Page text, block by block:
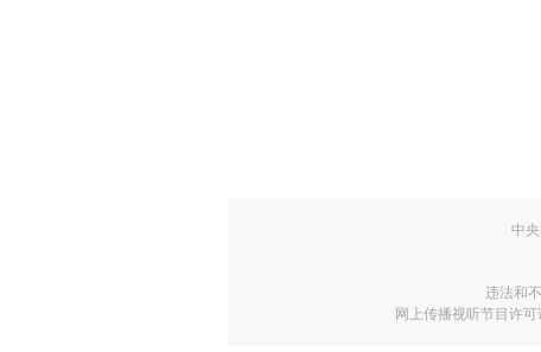
中
违法和
网上传播视听节目许可